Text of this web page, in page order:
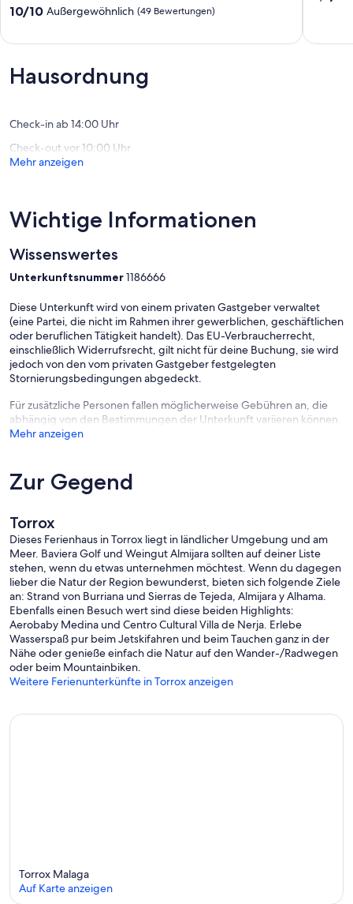
Andalusiens,
Stille
10.0
(49
Bewertungen)
10/10 Außergewöhnlich (49 Bewertungen)
Hausordnung
Check-in ab 14:00 Uhr
Check-out vor 10:00 Uhr
Mehr anzeigen
Wichtige Informationen
Wissenswertes
Unterkunftsnummer1186666
Diese Unterkunft wird von einem privaten Gastgeber verwaltet
(eine Partei, die nicht im Rahmen ihrer gewerblichen, geschäftlichen
oder beruflichen Tätigkeit handelt). Das EU-Verbraucherrecht,
einschließlich Widerrufsrecht, gilt nicht für deine Buchung, sie wird
jedoch von den vom privaten Gastgeber festgelegten
Stornierungsbedingungen abgedeckt.
Für zusätzliche Personen fallen möglicherweise Gebühren an, die
abhängig von den Bestimmungen der Unterkunft variieren können.
Mehr anzeigen
Zur Gegend
Torrox
Dieses Ferienhaus in Torrox liegt in ländlicher Umgebung und am
Meer. Baviera Golf und Weingut Almijara sollten auf deiner Liste
stehen, wenn du etwas unternehmen möchtest. Wenn du dagegen
lieber die Natur der Region bewunderst, bieten sich folgende Ziele
an: Strand von Burriana und Sierras de Tejeda, Almijara y Alhama.
Ebenfalls einen Besuch wert sind diese beiden Highlights:
Aerobaby Medina und Centro Cultural Villa de Nerja. Erlebe
Wasserspaß pur beim Jetskifahren und beim Tauchen ganz in der
Nähe oder genieße einfach die Natur auf den Wander-/Radwegen
oder beim Mountainbiken.
Weitere Ferienunterkünfte in Torrox anzeigen
Torrox Malaga
Auf Karte anzeigen